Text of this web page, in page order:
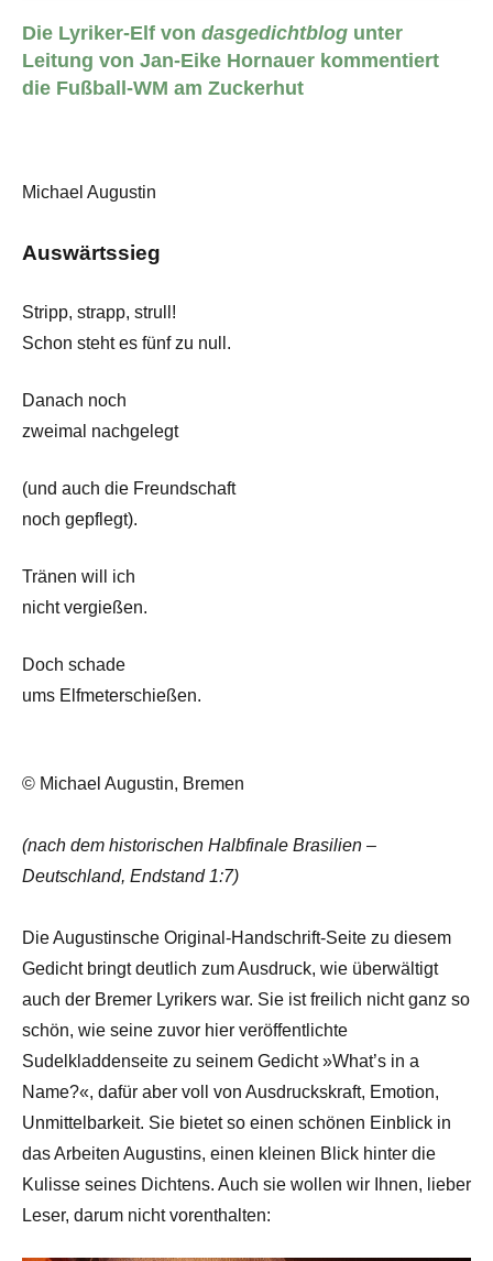
Die Lyriker-Elf von dasgedichtblog unter
Leitung von Jan-Eike Hornauer kommentiert
die Fußball-WM am Zuckerhut
Michael Augustin
Auswärtssieg
Stripp, strapp, strull!
Schon steht es fünf zu null.
Danach noch
zweimal nachgelegt
(und auch die Freundschaft
noch gepflegt).
Tränen will ich
nicht vergießen.
Doch schade
ums Elfmeterschießen.
© Michael Augustin, Bremen
(nach dem historischen Halbfinale Brasilien –
Deutschland, Endstand 1:7)
Die Augustinsche Original-Handschrift-Seite zu diesem
Gedicht bringt deutlich zum Ausdruck, wie überwältigt
auch der Bremer Lyrikers war. Sie ist freilich nicht ganz so
schön, wie seine zuvor hier veröffentlichte
Sudelkladdenseite zu seinem Gedicht »What’s in a
Name?«, dafür aber voll von Ausdruckskraft, Emotion,
Unmittelbarkeit. Sie bietet so einen schönen Einblick in
das Arbeiten Augustins, einen kleinen Blick hinter die
Kulisse seines Dichtens. Auch sie wollen wir Ihnen, lieber
Leser, darum nicht vorenthalten: